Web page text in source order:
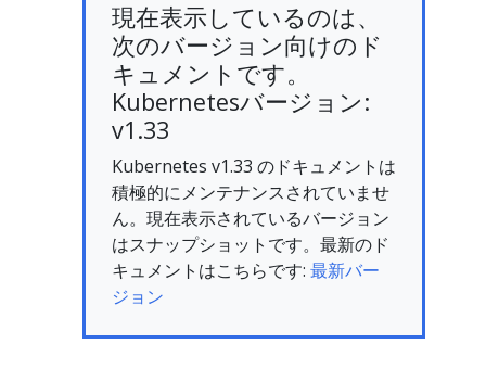
現在表示しているのは、
次のバージョン向けのド
キュメントです。
Kubernetesバージョン:
v1.33
Kubernetes v1.33 のドキュメントは
積極的にメンテナンスされていませ
ん。現在表示されているバージョン
はスナップショットです。最新のド
キュメントはこちらです: 最新バー
ジョン